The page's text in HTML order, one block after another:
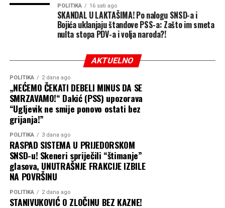
POLITIKA 16 sati ago
SKANDAL U LAKTAŠIMA! Po nalogu SNSD-a i
Bojića uklanjaju štandove PSS-a: Zašto im smeta
nulta stopa PDV-a i volja naroda?!
AKTUELNO
POLITIKA 2 dana ago
„NEĆEMO ČEKATI DEBELI MINUS DA SE
SMRZAVAMO!“ Dakić (PSS) upozorava
“Ugljevik ne smije ponovo ostati bez
grijanja!”
POLITIKA 3 dana ago
RASPAD SISTEMA U PRIJEDORSKOM
SNSD-u! Skeneri spriječili “štimanje”
glasova, UNUTRAŠNJE FRAKCIJE IZBILE
NA POVRŠINU
POLITIKA 2 dana ago
STANIVUKOVIĆ O ZLOČINU BEZ KAZNE!